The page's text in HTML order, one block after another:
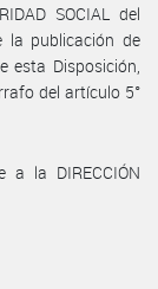
SOCIAL del
la publicación de
Disposición,
del artículo 5°
a la DIRECCIÓN